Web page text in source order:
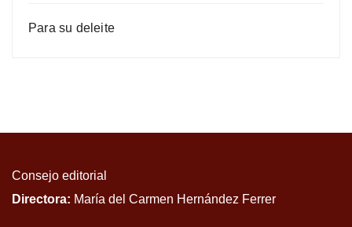
Para su deleite
Consejo editorial
Directora: María del Carmen Hernández Ferrer